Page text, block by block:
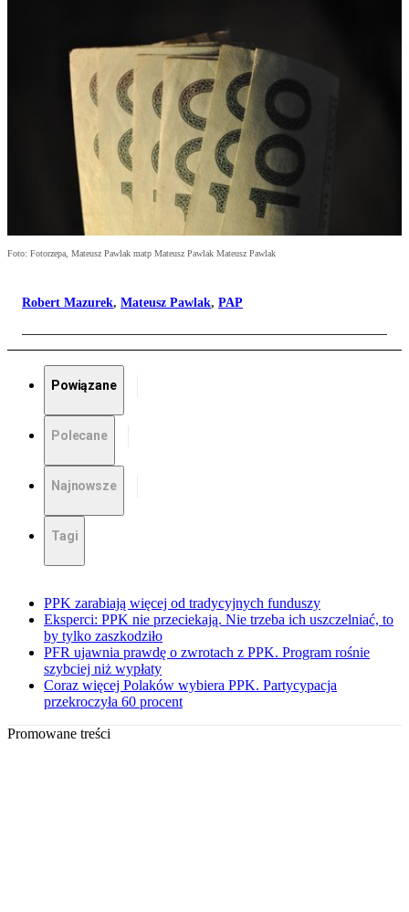
Foto: Fotorzepa, Mateusz Pawlak matp Mateusz Pawlak Mateusz Pawlak
Robert Mazurek, Mateusz Pawlak, PAP
Powiązane
Polecane
Najnowsze
Tagi
PPK zarabiają więcej od tradycyjnych funduszy
Eksperci: PPK nie przeciekają. Nie trzeba ich uszczelniać, to
by tylko zaszkodziło
PFR ujawnia prawdę o zwrotach z PPK. Program rośnie
szybciej niż wypłaty
Coraz więcej Polaków wybiera PPK. Partycypacja
przekroczyła 60 procent
Promowane treści